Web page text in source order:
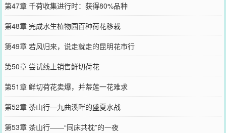
第47章 千荷收集进行时：获得80%品种
第48章 完成水生植物园百种荷花移栽
第49章 若风归来，说走就走的昆明花市行
第50章 尝试线上销售鲜切荷花
第51章 鲜切荷花卖爆，并蒂莲一花难求
第52章 茶山行—九曲溪畔的盛夏水战
第53章 茶山行——“同床共枕”的一夜